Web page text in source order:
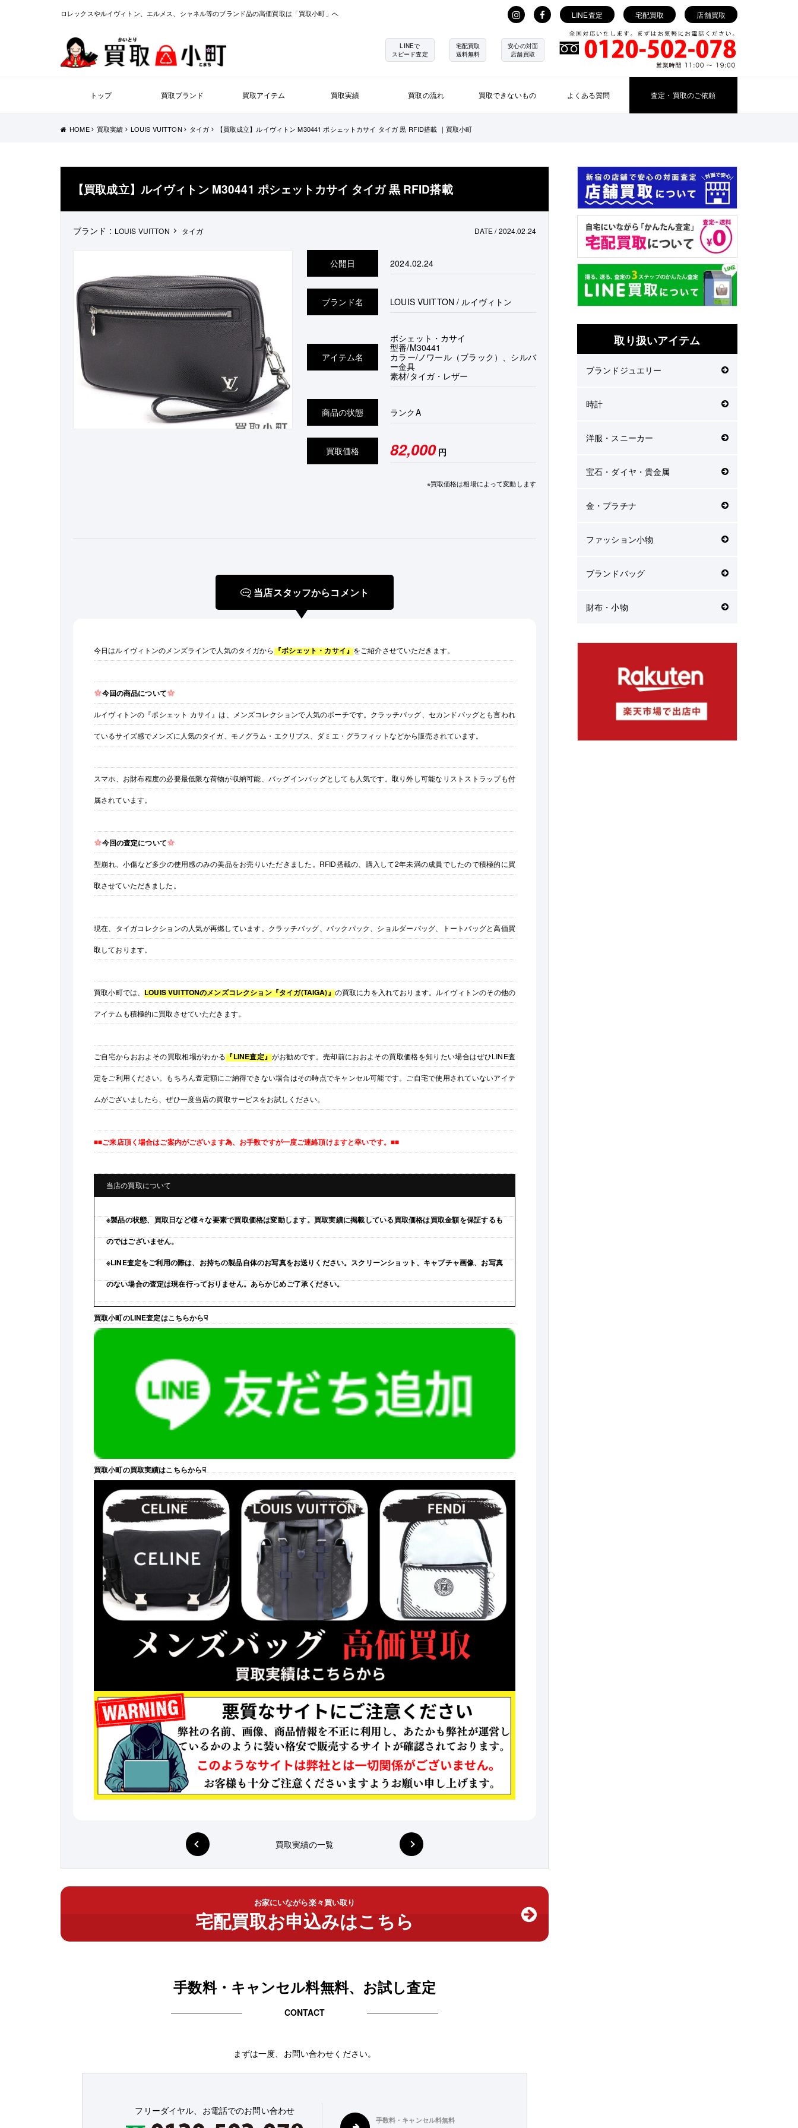
ロレックスやルイヴィトン、エルメス、シャネル等のブランド品の高価買取は「買取小町」へ LINE査定 宅配買取 店舗買取
LINEで
スピード査定
宅配買取
送料無料
安心の対面
店舗買取
トップ 買取ブランド 買取アイテム 買取実績 買取の流れ 買取できないもの よくある質問 査定・買取のご依頼
HOME 買取実績 LOUIS VUITTON タイガ 【買取成立】ルイヴィトン M30441 ポシェットカサイ タイガ 黒 RFID搭載 ｜買取小町
【買取成立】ルイヴィトン M30441 ポシェットカサイ タイガ 黒 RFID搭載
ブランド : LOUIS VUITTON タイガ DATE / 2024.02.24
公開日 2024.02.24
ブランド名 LOUIS VUITTON / ルイヴィトン
アイテム名
ポシェット・カサイ
型番/M30441
カラー/ノワール（ブラック）、シルバ
ー金具
素材/タイガ・レザー
商品の状態 ランクA
買取価格 82,000円
※買取価格は相場によって変動します
当店スタッフからコメント
今日はルイヴィトンのメンズラインで人気のタイガから『ポシェット・カサイ』をご紹介させていただきます。
今回の商品について
ルイヴィトンの『ポシェット カサイ』は、メンズコレクションで人気のポーチです。クラッチバッグ、セカンドバッグとも言われ
ているサイズ感でメンズに人気のタイガ、モノグラム・エクリプス、ダミエ・グラフィットなどから販売されています。
スマホ、お財布程度の必要最低限な荷物が収納可能、バッグインバッグとしても人気です。取り外し可能なリストストラップも付
属されています。
今回の査定について
型崩れ、小傷など多少の使用感のみの美品をお売りいただきました。RFID搭載の、購入して2年未満の成員でしたので積極的に買
取させていただきました。
現在、タイガコレクションの人気が再燃しています。クラッチバッグ、バックパック、ショルダーバッグ、トートバッグと高価買
取しております。
買取小町では、LOUIS VUITTONのメンズコレクション『タイガ(TAIGA)』の買取に力を入れております。ルイヴィトンのその他の
アイテムも積極的に買取させていただきます。
ご自宅からおおよその買取相場がわかる『LINE査定』がお勧めです。売却前におおよその買取価格を知りたい場合はぜひLINE査
定をご利用ください。もちろん査定額にご納得できない場合はその時点でキャンセル可能です。ご自宅で使用されていないアイテ
ムがございましたら、ぜひ一度当店の買取サービスをお試しください。
■■ご来店頂く場合はご案内がございます為、お手数ですが一度ご連絡頂けますと幸いです。■■
当店の買取について
※製品の状態、買取日など様々な要素で買取価格は変動します。買取実績に掲載している買取価格は買取金額を保証するも
のではございません。
※LINE査定をご利用の際は、お持ちの製品自体のお写真をお送りください。スクリーンショット、キャプチャ画像、お写真
のない場合の査定は現在行っておりません。あらかじめご了承ください。
買取小町のLINE査定はこちらから☟
買取小町の買取実績はこちらから☟
買取実績の一覧
お家にいながら楽々買い取り
宅配買取お申込みはこちら
手数料・キャンセル料無料、お試し査定
CONTACT
まずは一度、お問い合わせください。
フリーダイヤル、お電話でのお問い合わせ
手数料・キャンセル料無料
取り扱いアイテム
ブランドジュエリー
時計
洋服・スニーカー
宝石・ダイヤ・貴金属
金・プラチナ
ファッション小物
ブランドバッグ
財布・小物